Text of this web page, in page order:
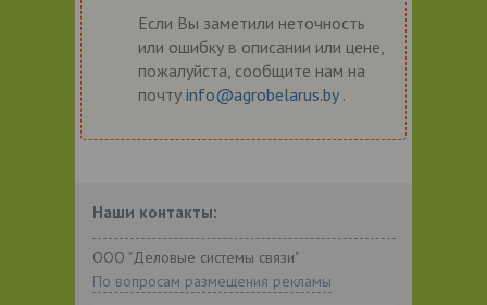
Если Вы заметили неточность
или ошибку в описании или цене,
пожалуйста, сообщите нам на
почту info@agrobelarus.by .
Наши контакты:
ООО "Деловые системы связи"
По вопросам размещения рекламы